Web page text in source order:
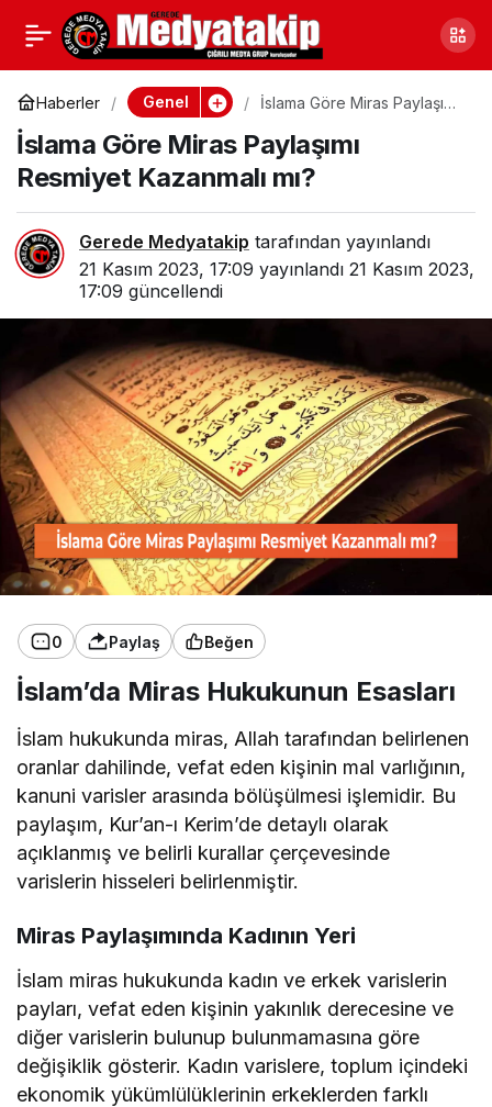
Haberler Genel
İslama Göre Miras Paylaşımı
İslama Göre Miras Paylaşımı
Resmiyet Kazanmalı mı?
Gerede Medyatakip tarafından yayınlandı
21 Kasım 2023, 17:09 yayınlandı 21 Kasım 2023,
17:09 güncellendi
0 Paylaş Beğen
İslam’da Miras Hukukunun Esasları
İslam hukukunda miras, Allah tarafından belirlenen
oranlar dahilinde, vefat eden kişinin mal varlığının,
kanuni varisler arasında bölüşülmesi işlemidir. Bu
paylaşım, Kur’an-ı Kerim’de detaylı olarak
açıklanmış ve belirli kurallar çerçevesinde
varislerin hisseleri belirlenmiştir.
Miras Paylaşımında Kadının Yeri
İslam miras hukukunda kadın ve erkek varislerin
payları, vefat eden kişinin yakınlık derecesine ve
diğer varislerin bulunup bulunmamasına göre
değişiklik gösterir. Kadın varislere, toplum içindeki
ekonomik yükümlülüklerinin erkeklerden farklı
Anadolu’nun Unutulan
Değerleri Eskişehir’de
Yaşatılacak
Paylaş